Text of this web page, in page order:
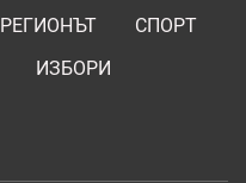
РЕГИОНЪТ
СПОРТ
ИЗБОРИ